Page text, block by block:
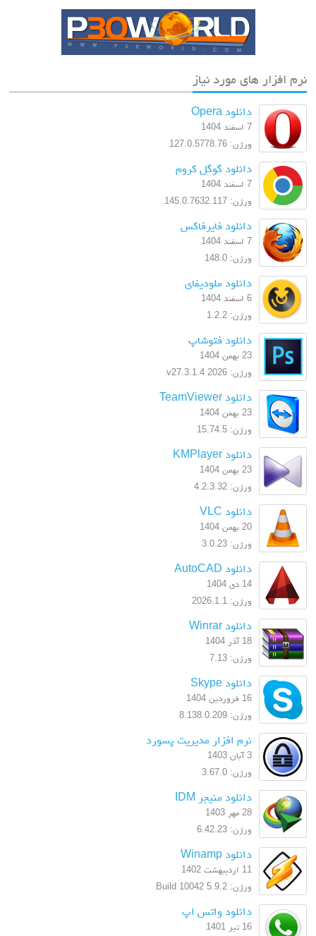
نرم افزار های مورد نیاز
دانلود Opera
7 اسفند 1404
ورژن: 127.0.5778.76
دانلود گوگل کروم
7 اسفند 1404
ورژن: 145.0.7632.117
دانلود فایرفاکس
7 اسفند 1404
ورژن: 148.0
دانلود ملودیفای
6 اسفند 1404
ورژن: 1.2.2
دانلود فتوشاپ
23 بهمن 1404
ورژن: 2026 v27.3.1.4
دانلود TeamViewer
23 بهمن 1404
ورژن: 15.74.5
دانلود KMPlayer
23 بهمن 1404
ورژن: 4.2.3.32
دانلود VLC
20 بهمن 1404
ورژن: 3.0.23
دانلود AutoCAD
14 دی 1404
ورژن: 2026.1.1
دانلود Winrar
18 آذر 1404
ورژن: 7.13
دانلود Skype
16 فروردین 1404
ورژن: 8.138.0.209
نرم افزار مدیریت پسورد
3 آبان 1403
ورژن: 3.67.0
دانلود منیجر IDM
28 مهر 1403
ورژن: 6.42.23
دانلود Winamp
11 اردیبهشت 1402
ورژن: 5.9.2 Build 10042
دانلود واتس اپ
16 تیر 1401